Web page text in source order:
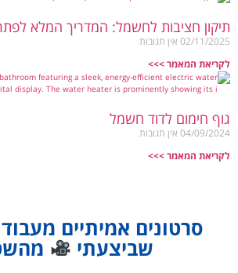
תיקון חציבות לחשמל: המדריך המלא
02/11/2025 אין תגובות
לקריאת המאמר >>>
גוף חימום לדוד חשמל
04/09/2024 אין תגובות
לקריאת המאמר >>>
סרטונים אמיתיים
שביצעתי